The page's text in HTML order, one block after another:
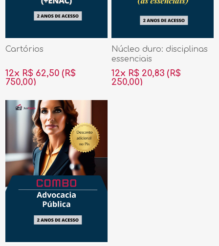
Cartórios
12x R$ 62,50 (R$
750,00)
Núcleo duro: disciplinas
essenciais
12x R$ 20,83 (R$
250,00)